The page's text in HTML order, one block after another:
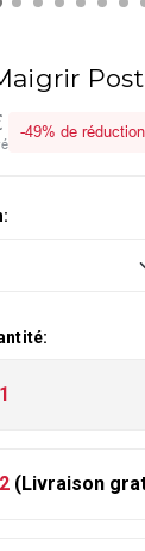
-49% de réduction
1
2 (Livraison